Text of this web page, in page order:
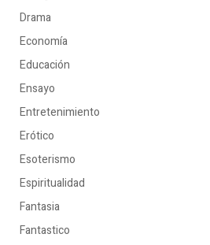
Drama
Economía
Educación
Ensayo
Entretenimiento
Erótico
Esoterismo
Espiritualidad
Fantasia
Fantastico